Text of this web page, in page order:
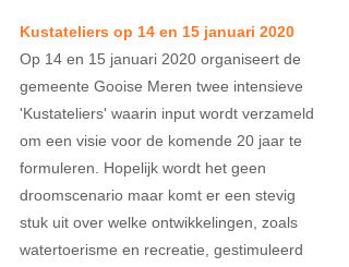
Kustateliers op 14 en 15 januari 2020​
Op 14 en 15 januari 2020 organiseert de
gemeente Gooise Meren twee intensieve
'Kustateliers' waarin input wordt verzameld
om een visie voor de komende 20 jaar te
formuleren. Hopelijk wordt het geen
droomscenario maar komt er een stevig
stuk uit over welke ontwikkelingen, zoals
watertoerisme en recreatie, gestimuleerd